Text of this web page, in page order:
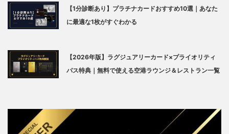
【1分診断あり】プラチナカードおすすめ10選｜あなた
に最適な1枚がすぐわかる
【2026年版】ラグジュアリーカード×プライオリティ
パス特典｜無料で使える空港ラウンジ＆レストラン一覧